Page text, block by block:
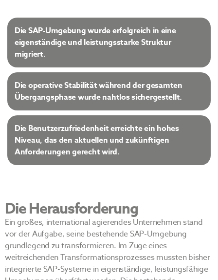
Die SAP-Umgebung wurde erfolgreich in eine
eigenständige und leistungsstarke Struktur
migriert.
Die operative Stabilität während der gesamten
Übergangsphase wurde nahtlos sichergestellt.
Die Benutzerzufriedenheit erreichte ein hohes
Niveau, das den aktuellen und zukünftigen
Anforderungen gerecht wird.
Die Herausforderung
Ein großes, international agierendes Unternehmen stand
vor der Aufgabe, seine bestehende SAP-Umgebung
grundlegend zu transformieren. Im Zuge eines
weitreichenden Transformationsprozesses mussten bisher
integrierte SAP-Systeme in eigenständige, leistungsfähige